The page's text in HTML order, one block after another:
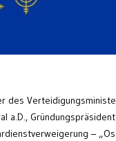
des
a.D.,
–